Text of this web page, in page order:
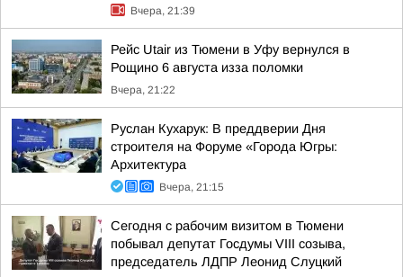
Вчера, 21:39
Рейс Utair из Тюмени в Уфу вернулся в
Рощино 6 августа изза поломки
Вчера, 21:22
Руслан Кухарук: В преддверии Дня
строителя на Форуме «Города Югры:
Архитектура
Вчера, 21:15
Сегодня с рабочим визитом в Тюмени
побывал депутат Госдумы VIII созыва,
председатель ЛДПР Леонид Слуцкий